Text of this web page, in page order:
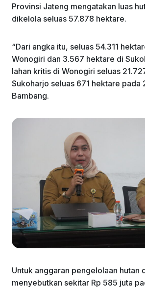
Provinsi Jateng mengatakan luas
dikelola seluas 57.878 hektare.
“Dari angka itu, seluas 54.311
Wonogiri dan 3.567 hektare di
lahan kritis di Wonogiri seluas
Sukoharjo seluas 671 hektare pada
Bambang.
Untuk anggaran pengelolaan hutan
menyebutkan sekitar Rp 585 juta